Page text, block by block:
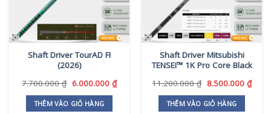
có
thể
được
chọn
trên
trang
sản
Shaft Driver TourAD FI
(2026)
7.700.000₫ Giá
là:
7.700.000 ₫.
6.000.000 ₫Giá
THÊM VÀO GIỎ HÀNG
Shaft Driver Mitsubishi
TENSEI™ 1K Pro Core Black
11.200.000₫ Giá
là:
11.200.000 ₫.
8.500.000 ₫Giá
THÊM VÀO GIỎ HÀNG